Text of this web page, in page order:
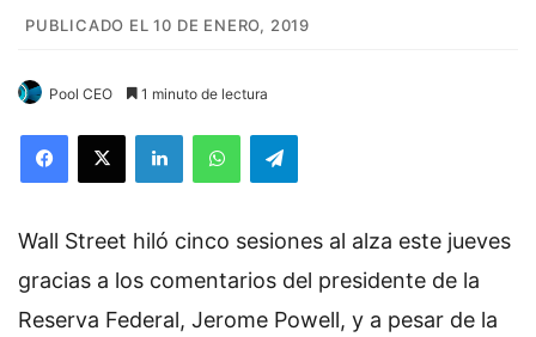
PUBLICADO EL 10 DE ENERO, 2019
Pool CEO 1 minuto de lectura
Wall Street hiló cinco sesiones al alza este jueves
gracias a los comentarios del presidente de la
Reserva Federal, Jerome Powell, y a pesar de la